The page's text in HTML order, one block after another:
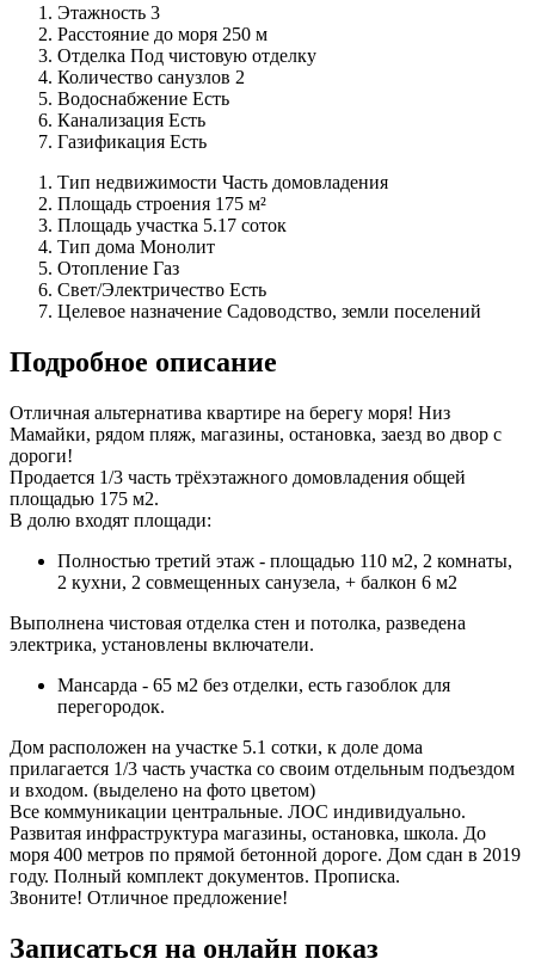
Этажность 3
Расстояние до моря 250 м
Отделка Под чистовую отделку
Количество санузлов 2
Водоснабжение Есть
Канализация Есть
Газификация Есть
Тип недвижимости Часть домовладения
Площадь строения 175 м²
Площадь участка 5.17 соток
Тип дома Монолит
Отопление Газ
Свет/Электричество Есть
Целевое назначение Садоводство, земли поселений
Подробное описание
Отличная альтернатива квартире на берегу моря! Низ
Мамайки, рядом пляж, магазины, остановка, заезд во двор с
дороги!
Продается 1/3 часть трёхэтажного домовладения общей
площадью 175 м2.
В долю входят площади:
Полностью третий этаж - площадью 110 м2, 2 комнаты,
2 кухни, 2 совмещенных санузела, + балкон 6 м2
Выполнена чистовая отделка стен и потолка, разведена
электрика, установлены включатели.
Мансарда - 65 м2 без отделки, есть газоблок для
перегородок.
Дом расположен на участке 5.1 сотки, к доле дома
прилагается 1/3 часть участка со своим отдельным подъездом
и входом. (выделено на фото цветом)
Все коммуникации центральные. ЛОС индивидуально.
Развитая инфраструктура магазины, остановка, школа. До
моря 400 метров по прямой бетонной дороге. Дом сдан в 2019
году. Полный комплект документов. Прописка.
Звоните! Отличное предложение!
Записаться на онлайн показ